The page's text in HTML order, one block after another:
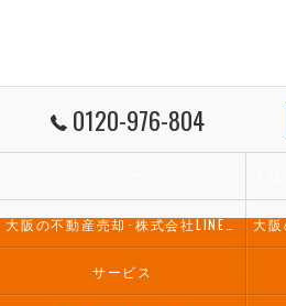
0120-976-804
大阪の不動産売却･株式会社LINES不動産の評判
サービス